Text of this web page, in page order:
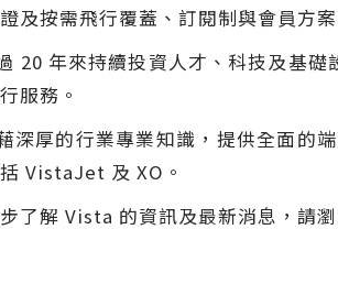
及按需飛行覆蓋、訂閱制與會員方
20 年來持續投資人才、科技及基
服務。
深厚的行業專業知識，提供全面的
VistaJet 及 XO。
了解 Vista 的資訊及最新消息，請